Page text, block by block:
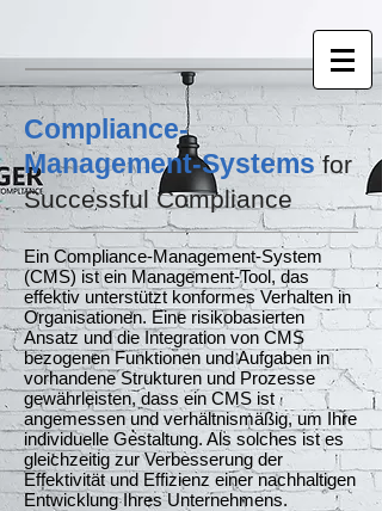
Compliance-
Management-Systemsfor
Successful Compliance
Ein Compliance-Management-System
(CMS) ist ein Management-Tool, das
effektiv unterstützt konformes Verhalten in
Organisationen. Eine risikobasierten
Ansatz und die Integration von CMS
bezogenen Funktionen und Aufgaben in
vorhandene Strukturen und Prozesse
gewährleisten, dass ein CMS ist
angemessen und verhältnismäßig, um Ihre
individuelle Gestaltung. Als solches ist es
gleichzeitig zur Verbesserung der
Effektivität und Effizienz einer nachhaltigen
Entwicklung Ihres Unternehmens.